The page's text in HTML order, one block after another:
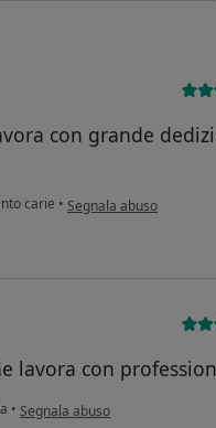
con grande
carie • secondo l'opinione
Segnala abuso
lavora con
• secondo l'opinione dell'utente
Segnala abuso